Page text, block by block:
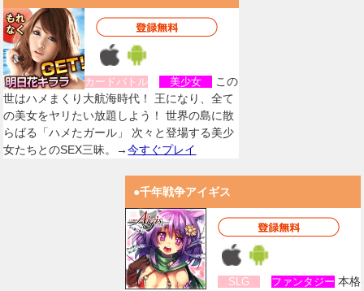
カードバトル 美少女
この
世はハメまくり大航海時代！ 王になり、全て
の美女をヤリたい放題しよう！ 世界の島に散
らばる「ハメたガール」 次々と登場する美少
女たちとのSEX三昧。→今すぐプレイ
●千年戦争アイギス
SLG ファンタジー 本格